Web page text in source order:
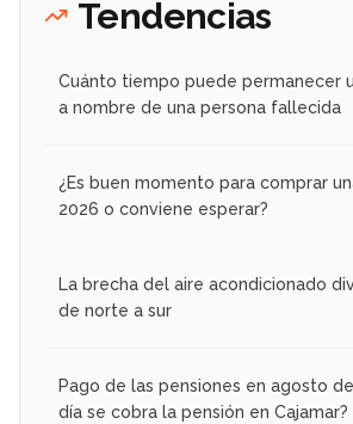
Tendencias
Cuánto tiempo puede permanecer
a nombre de una persona fallecida
¿Es buen momento para comprar
2026 o conviene esperar?
La brecha del aire acondicionado
de norte a sur
Pago de las pensiones en agosto
día se cobra la pensión en Cajamar?